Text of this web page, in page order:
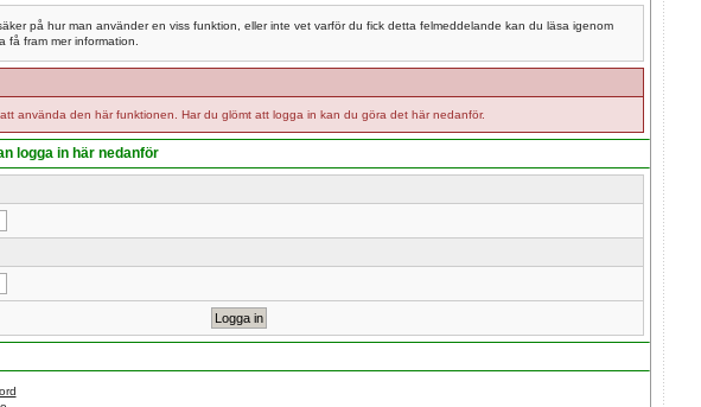
på hur man använder en viss funktion, eller inte vet varför du fick detta felmeddelande kan du läsa igenom
få fram mer information.
använda den här funktionen. Har du glömt att logga in kan du göra det här nedanför.
logga in här nedanför